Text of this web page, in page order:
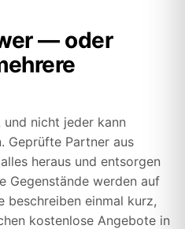
— oder
nicht jeder kann
Geprüfte Partner aus
heraus und entsorgen
werden auf
beschreiben einmal kurz,
kostenlose Angebote in